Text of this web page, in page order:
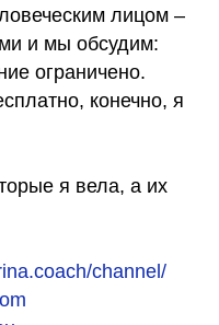
лицом –
и мы обсудим:
ограничено.
конечно, я
я вела, а их
channel/